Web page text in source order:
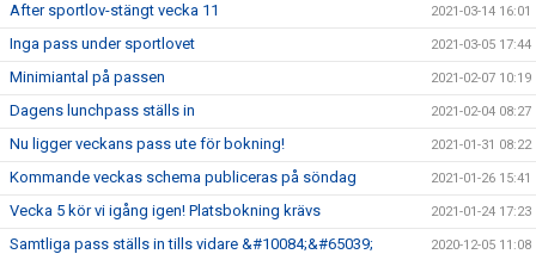
After sportlov-stängt vecka 11 2021-03-14 16:01
Inga pass under sportlovet 2021-03-05 17:44
Minimiantal på passen 2021-02-07 10:19
Dagens lunchpass ställs in 2021-02-04 08:27
Nu ligger veckans pass ute för bokning! 2021-01-31 08:22
Kommande veckas schema publiceras på söndag 2021-01-26 15:41
Vecka 5 kör vi igång igen! Platsbokning krävs 2021-01-24 17:23
Samtliga pass ställs in tills vidare &#10084;&#65039; 2020-12-05 11:08